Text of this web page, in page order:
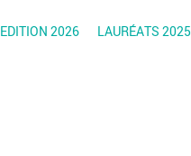
EDITION 2026 LAURÉATS 2025